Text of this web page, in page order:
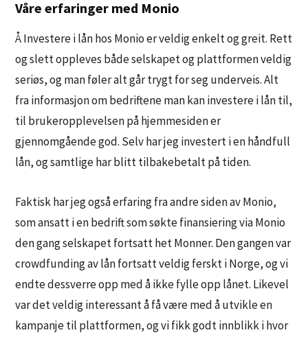
Våre erfaringer med Monio
Å Investere i lån hos Monio er veldig enkelt og greit. Rett
og slett oppleves både selskapet og plattformen veldig
seriøs, og man føler alt går trygt for seg underveis. Alt
fra informasjon om bedriftene man kan investere i lån til,
til brukeropplevelsen på hjemmesiden er
gjennomgående god. Selv har jeg investert i en håndfull
lån, og samtlige har blitt tilbakebetalt på tiden.
Faktisk har jeg også erfaring fra andre siden av Monio,
som ansatt i en bedrift som søkte finansiering via Monio
den gang selskapet fortsatt het Monner. Den gangen var
crowdfunding av lån fortsatt veldig ferskt i Norge, og vi
endte dessverre opp med å ikke fylle opp lånet. Likevel
var det veldig interessant å få være med å utvikle en
kampanje til plattformen, og vi fikk godt innblikk i hvor